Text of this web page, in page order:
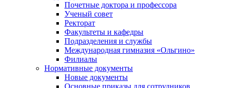
Почетные доктора и профессора
Ученый совет
Ректорат
Факультеты и кафедры
Подразделения и службы
Международная гимназия «Ольгино»
Филиалы
Нормативные документы
Новые документы
Основные приказы для сотрудников